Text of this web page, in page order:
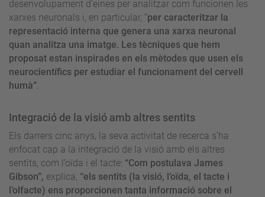
desenvolupament d’eines per analitzar com funcionen les
xarxes neuronals i, en particular, “per caracteritzar la
representació interna que genera una xarxa neuronal
quan analitza una imatge. Les tècniques que hem
proposat estan inspirades en els mètodes que usen els
neurocientífics per estudiar el funcionament del cervell
humà”
Integració de la visió amb altres sentits
Els darrers cinc anys, la seva activitat de recerca s’ha
enfocat cap a la integració de la visió amb els altres
sentits, com l’oïda i el tacte: “Com postulava James
Gibson”, explica, “els sentits (la visió, l’oïda, el tacte i
l’olfacte) ens proporcionen tanta informació sobre el